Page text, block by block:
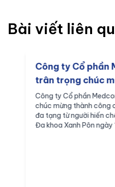
Bài viết liên
Công ty Cổ phần
trân trọng chúc
công của ca lấy
từ người hiến
viện Đa khoa
Công ty Cổ phần
chúc mừng thành công
đa tạng từ người hiến
Đa khoa Xanh Pôn